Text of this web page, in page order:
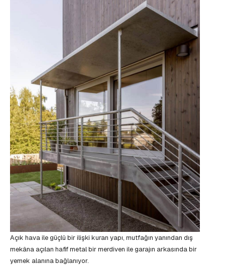
Açık hava ile güçlü bir ilişki kuran yapı, mutfağın yanından dış
mekâna açılan hafif metal bir merdiven ile garajın arkasında bir
yemek alanına bağlanıyor.